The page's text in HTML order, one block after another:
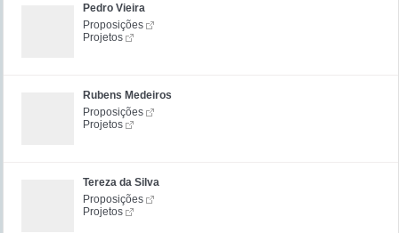
Pedro Vieira
Proposições
Projetos
Rubens Medeiros
Proposições
Projetos
Tereza da Silva
Proposições
Projetos